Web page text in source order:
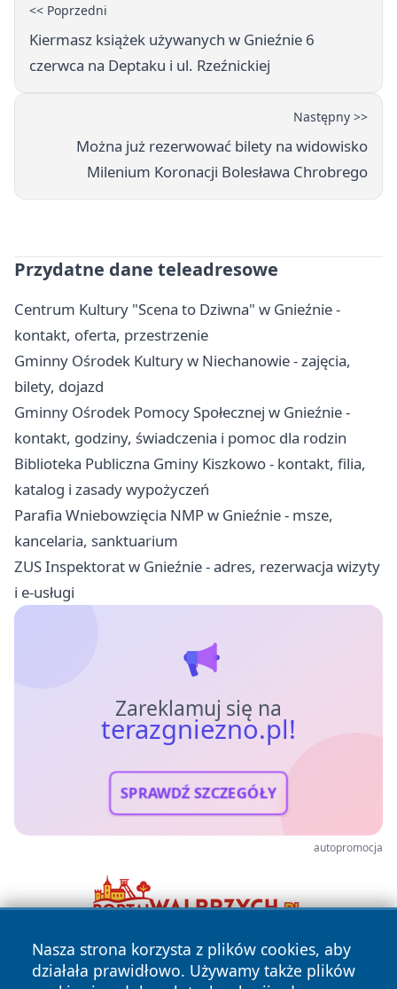
<< Poprzedni
Kiermasz książek używanych w Gnieźnie 6
czerwca na Deptaku i ul. Rzeźnickiej
Następny >>
Można już rezerwować bilety na widowisko
Milenium Koronacji Bolesława Chrobrego
Przydatne dane teleadresowe
Centrum Kultury "Scena to Dziwna" w Gnieźnie -
kontakt, oferta, przestrzenie
Gminny Ośrodek Kultury w Niechanowie - zajęcia,
bilety, dojazd
Gminny Ośrodek Pomocy Społecznej w Gnieźnie -
kontakt, godziny, świadczenia i pomoc dla rodzin
Biblioteka Publiczna Gminy Kiszkowo - kontakt, filia,
katalog i zasady wypożyczeń
Parafia Wniebowzięcia NMP w Gnieźnie - msze,
kancelaria, sanktuarium
ZUS Inspektorat w Gnieźnie - adres, rezerwacja wizyty
i e-usługi
Zareklamuj się na
terazgniezno.pl!
SPRAWDŹ SZCZEGÓŁY
autopromocja
Nasza strona korzysta z plików cookies, aby
działała prawidłowo. Używamy także plików